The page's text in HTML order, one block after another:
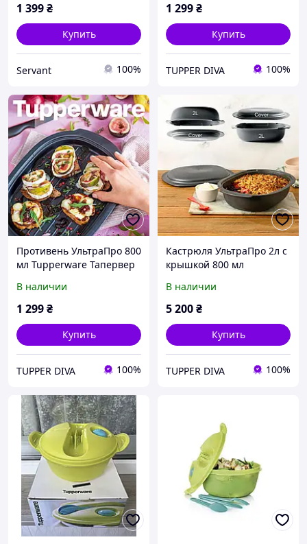
1 399₴
Купить
Servant 100%
1 299₴
Купить
TUPPER DIVA 100%
Противень УльтраПро 800
мл Tupperware Тапервер
В наличии
1 299₴
Купить
TUPPER DIVA 100%
Кастрюля УльтраПро 2л с
крышкой 800 мл
В наличии
5 200₴
Купить
TUPPER DIVA 100%